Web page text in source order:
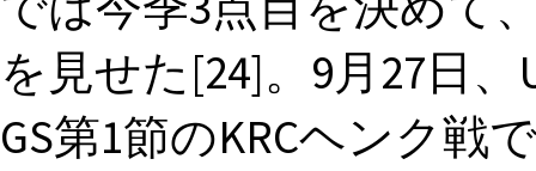
を見せた[24]。9月27日
GS第1節のKRCヘンク戦